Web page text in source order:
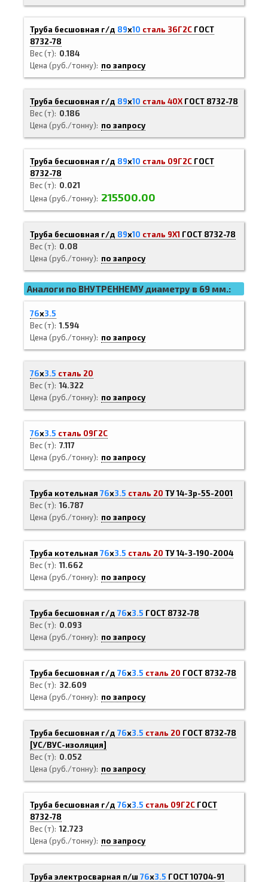
Труба бесшовная г/д 89х10 сталь 36Г2С ГОСТ
8732-78
Вес (т)
0.184
Цена (руб./тонну)
по запросу
Труба бесшовная г/д 89х10 сталь 40Х ГОСТ 8732-78
Вес (т)
0.186
Цена (руб./тонну)
по запросу
Труба бесшовная г/д 89х10 сталь 09Г2С ГОСТ
8732-78
Вес (т)
0.021
Цена (руб./тонну)
215500.00
Труба бесшовная г/д 89х10 сталь 9Х1 ГОСТ 8732-78
Вес (т)
0.08
Цена (руб./тонну)
по запросу
Аналоги по ВНУТРЕННЕМУ диаметру в 69 мм.:
76х3.5
Вес (т) 1.594
Цена (руб./тонну)
по запросу
76х3.5 сталь 20
Вес (т) 14.322
Цена (руб./тонну)
по запросу
76х3.5 сталь 09Г2С
Вес (т) 7.117
Цена (руб./тонну)
по запросу
Труба котельная 76х3.5 сталь 20 ТУ 14-3р-55-2001
Вес (т) 16.787
Цена (руб./тонну)
по запросу
Труба котельная 76х3.5 сталь 20 ТУ 14-3-190-2004
Вес (т) 11.662
Цена (руб./тонну)
по запросу
Труба бесшовная г/д 76х3.5 ГОСТ 8732-78
Вес (т)
0.093
Цена (руб./тонну)
по запросу
Труба бесшовная г/д 76х3.5 сталь 20 ГОСТ 8732-78
Вес (т)
32.609
Цена (руб./тонну)
по запросу
Труба бесшовная г/д 76х3.5 сталь 20 ГОСТ 8732-78
[УС/ВУС-изоляция]
Вес (т)
0.052
Цена (руб./тонну)
по запросу
Труба бесшовная г/д 76х3.5 сталь 09Г2С ГОСТ
8732-78
Вес (т) 12.723
Цена (руб./тонну)
по запросу
Труба электросварная п/ш 76х3.5 ГОСТ 10704-91